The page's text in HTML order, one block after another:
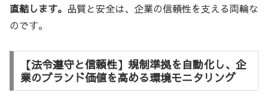
直結します。 品質と安全は、企業の信頼性を支える両輪な
のです。
【法令遵守と信頼性】規制準拠を自動化し、企
業のブランド価値を高める環境モニタリング